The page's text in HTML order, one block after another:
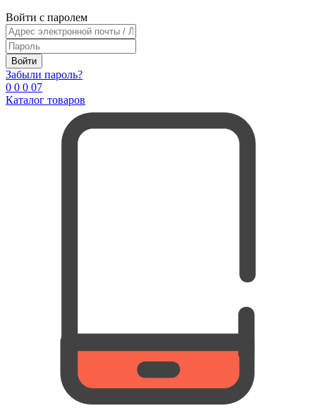
Войти с паролем
Войти
Забыли пароль?
0 0 0 07
Каталог товаров